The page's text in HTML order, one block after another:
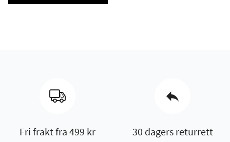
Fri frakt fra 499 kr 30 dagers returrett